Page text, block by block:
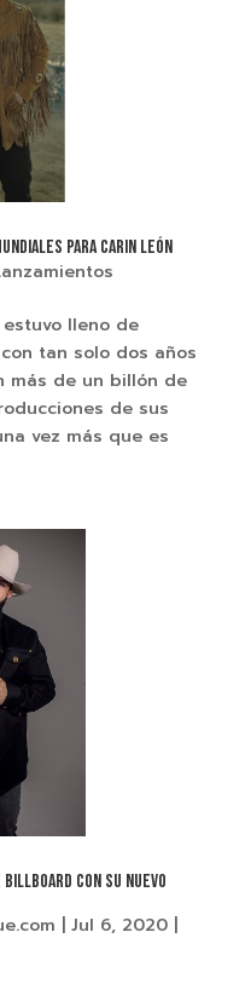
PARA CARIN LEÓN
estuvo lleno de
tan solo dos años
más de un billón de
de sus
vez más que es
CON SU NUEVO
Jul 6, 2020|